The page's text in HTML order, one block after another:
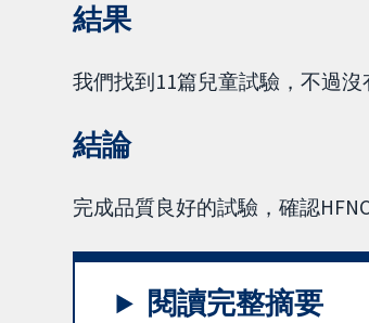
結果
我們找到11篇兒童試驗，不過沒
結論
完成品質良好的試驗，確認
閱讀完整摘要